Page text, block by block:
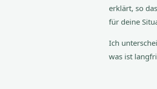
erklärt, so
für deine
Ich
was ist